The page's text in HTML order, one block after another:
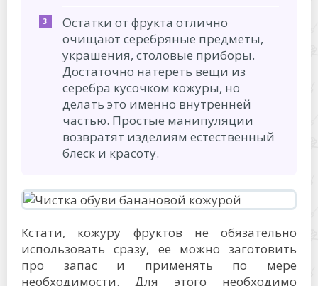
Остатки от фрукта отлично
очищают серебряные предметы,
украшения, столовые приборы.
Достаточно натереть вещи из
серебра кусочком кожуры, но
делать это именно внутренней
частью. Простые манипуляции
возвратят изделиям естественный
блеск и красоту.
Кстати, кожуру фруктов не обязательно
использовать сразу, ее можно заготовить
про запас и применять по мере
необходимости. Для этого необходимо